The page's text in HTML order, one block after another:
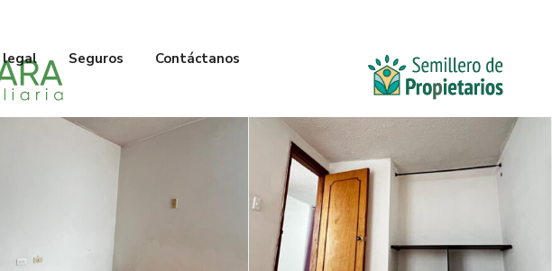
legal Seguros Contáctanos